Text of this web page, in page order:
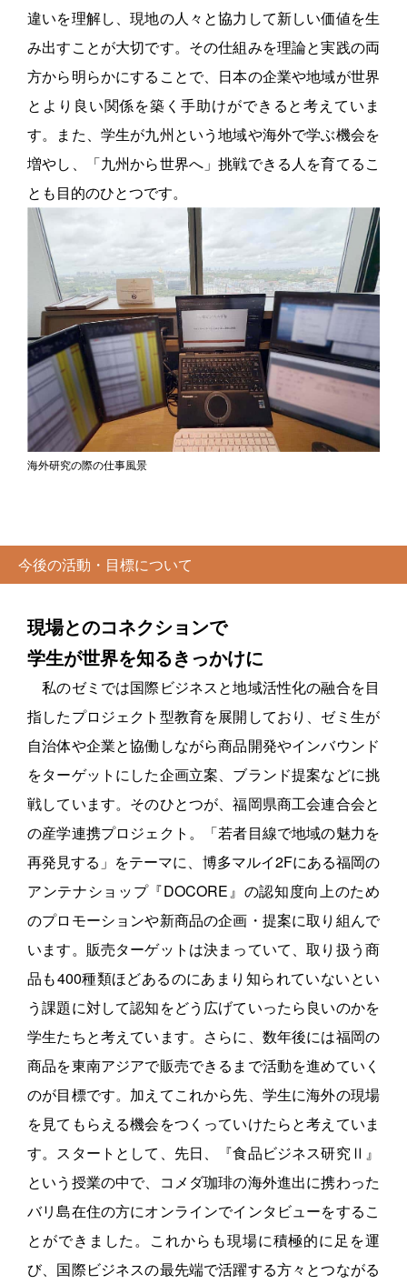
違いを理解し、現地の人々と協力して新しい価値を生
み出すことが大切です。その仕組みを理論と実践の両
方から明らかにすることで、日本の企業や地域が世界
とより良い関係を築く手助けができると考えていま
す。また、学生が九州という地域や海外で学ぶ機会を
増やし、「九州から世界へ」挑戦できる人を育てるこ
とも目的のひとつです。
海外研究の際の仕事風景
今後の活動・目標について
現場とのコネクションで
学生が世界を知るきっかけに
私のゼミでは国際ビジネスと地域活性化の融合を目
指したプロジェクト型教育を展開しており、ゼミ生が
自治体や企業と協働しながら商品開発やインバウンド
をターゲットにした企画立案、ブランド提案などに挑
戦しています。そのひとつが、福岡県商工会連合会と
の産学連携プロジェクト。「若者目線で地域の魅力を
再発見する」をテーマに、博多マルイ2Fにある福岡の
アンテナショップ『DOCORE』の認知度向上のため
のプロモーションや新商品の企画・提案に取り組んで
います。販売ターゲットは決まっていて、取り扱う商
品も400種類ほどあるのにあまり知られていないとい
う課題に対して認知をどう広げていったら良いのかを
学生たちと考えています。さらに、数年後には福岡の
商品を東南アジアで販売できるまで活動を進めていく
のが目標です。加えてこれから先、学生に海外の現場
を見てもらえる機会をつくっていけたらと考えていま
す。スタートとして、先日、『食品ビジネス研究Ⅱ』
という授業の中で、コメダ珈琲の海外進出に携わった
バリ島在住の方にオンラインでインタビューをするこ
とができました。これからも現場に積極的に足を運
び、国際ビジネスの最先端で活躍する方々とつながる